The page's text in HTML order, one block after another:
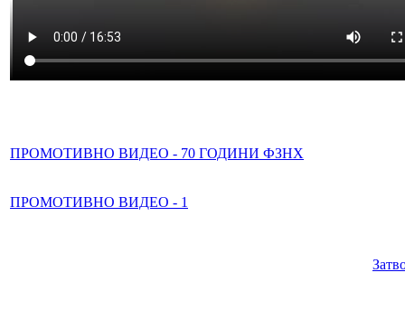
ПРОМОТИВНО ВИДЕО - 70 ГОДИНИ ФЗНХ
ПРОМОТИВНО ВИДЕО - 1